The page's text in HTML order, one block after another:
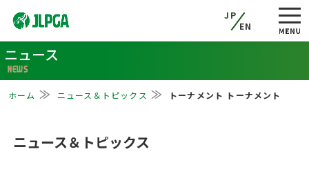
JP
EN
ニュース
NEWS
ホーム ニュース＆トピックス トーナメント トーナメント
ニュース＆トピックス